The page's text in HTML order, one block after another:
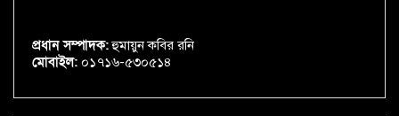
প্রধান সম্পাদক:হুমায়ুন কবির রনি
মোবাইল: ০১৭১৬-৫৩০৫১৪